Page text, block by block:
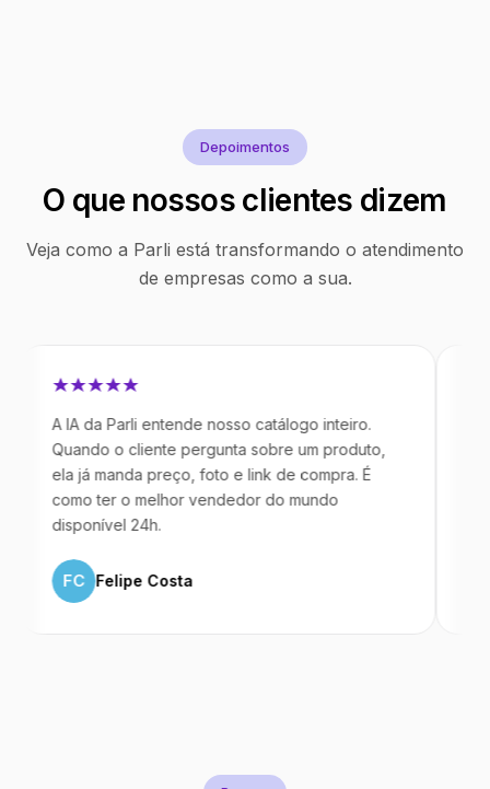
Depoimentos
O que nossos clientes dizem
Veja como a Parli está transformando o atendimento
de empresas como a sua.
IA da Parli entende nosso catálogo inteiro.
o cliente pergunta sobre um produto,
já manda preço, foto e link de compra. É
ter o melhor vendedor do mundo
24h.
Felipe Costa